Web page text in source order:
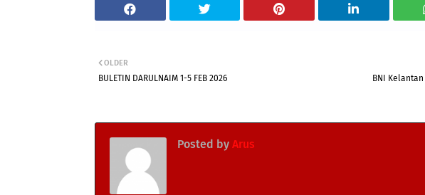
BNI
OLDER
BULETIN DARULNAIM 1-5 FEB 2026
Posted by Arus